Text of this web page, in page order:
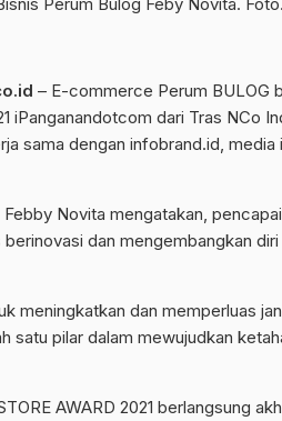
– E-commerce Perum BULOG
iPanganandotcom dari Tras NCo
sama dengan infobrand.id,
Novita mengatakan,
dan mengembangkan
meningkatkan dan memperluas
satu pilar dalam mewujudkan
AWARD 2021 berlangsung